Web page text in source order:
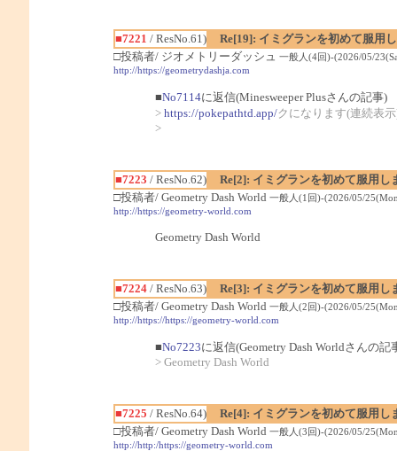
■7221 / ResNo.61)
Re[19]: イミグランを初めて服用
□投稿者/ ジオメトリーダッシュ 一般人(4回)-(2026/05/
http://https://geometrydashja.com
■No7114に返信(Minesweeper Plusさんの記事)
> https://pokepathtd.app/クになります(連続表
>
■7223 / ResNo.62)
Re[2]: イミグランを初めて服用し
□投稿者/ Geometry Dash World 一般人(1回)-(2026/05/
http://https://geometry-world.com
Geometry Dash World
■7224/ ResNo.63)
Re[3]: イミグランを初めて服用し
□投稿者/ Geometry Dash World 一般人(2回)-(2026/05/
http://https://https://geometry-world.com
■No7223に返信(Geometry Dash Worldさんの記
> Geometry Dash World
■7225 / ResNo.64)
Re[4]: イミグランを初めて服用し
□投稿者/ Geometry Dash World 一般人(3回)-(2026/05/
http://http:/https://geometry-world.com